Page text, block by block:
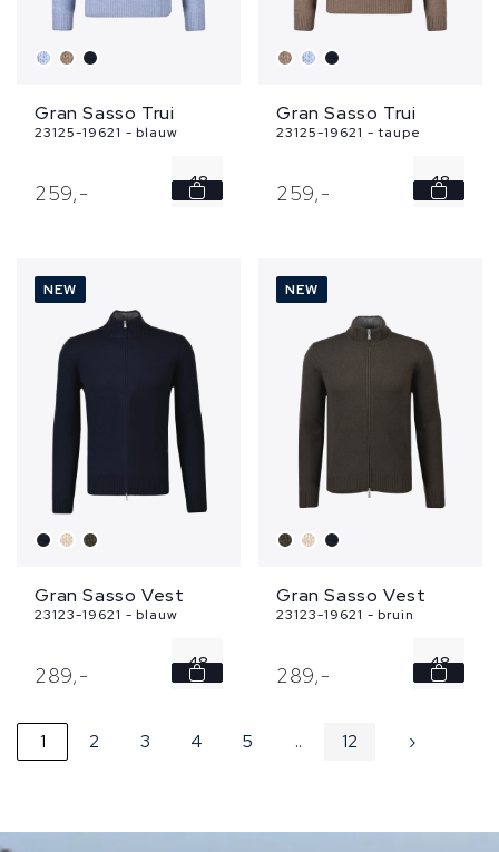
Gran Sasso Trui
23125-19621 - blauw
259,- 48
54
56
Gran Sasso Trui
23125-19621 - taupe
259,- 48
56
NEW
Gran Sasso Vest
23123-19621 - blauw
289,- 48
NEW
Gran Sasso Vest
23123-19621 - bruin
289,- 48
1 2 3 4 5 .. 12 ›